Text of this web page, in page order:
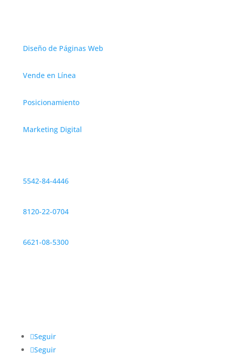
Diseño de Páginas Web
Vende en Línea
Posicionamiento
Marketing Digital
5542-84-4446
8120-22-0704
6621-08-5300
Seguir
Seguir